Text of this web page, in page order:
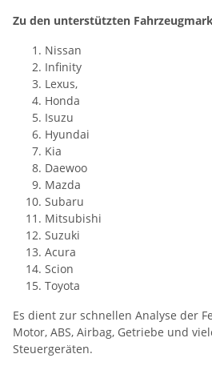
Zu den unterstützten
Nissan
Infinity
Lexus,
Honda
Isuzu
Hyundai
Kia
Daewoo
Mazda
Subaru
Mitsubishi
Suzuki
Acura
Scion
Toyota
Es dient zur schnellen Analyse der
Motor, ABS, Airbag, Getriebe und
Steuergeräten.